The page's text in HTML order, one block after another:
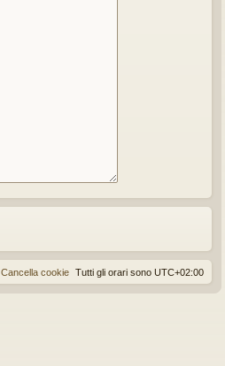
Tutti gli orari sono UTC+02:00
Cancella cookie